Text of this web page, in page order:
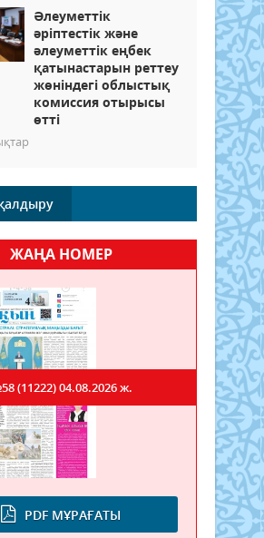
Әлеуметтік
әріптестік және
әлеуметтік еңбек
қатынастарын реттеу
жөніндегі облыстық
комиссия отырысы
өтті
ЖАҢА НОМЕР
PDF МҰРАҒАТЫ
(11222)04.08.2026 ж.